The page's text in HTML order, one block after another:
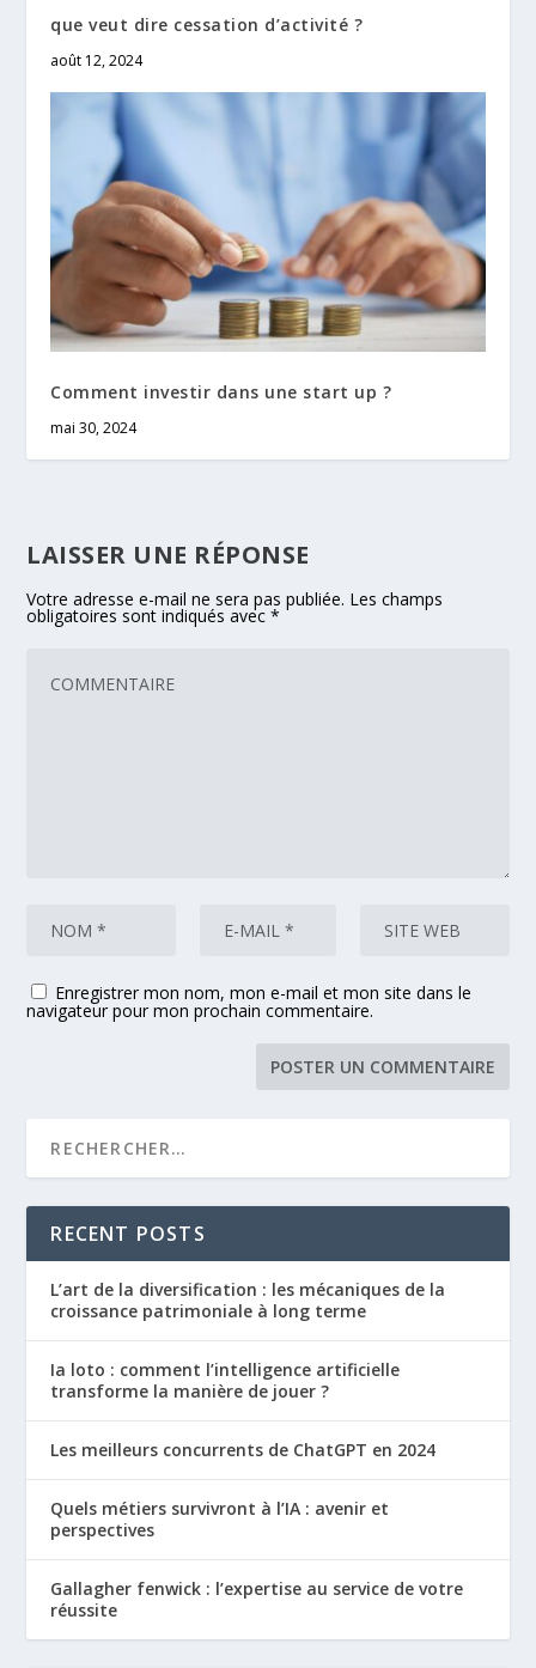
que veut dire cessation d’activité ?
août 12, 2024
Comment investir dans une start up ?
mai 30, 2024
LAISSER UNE RÉPONSE
Votre adresse e-mail ne sera pas publiée. Les champs
obligatoires sont indiqués avec*
Enregistrer mon nom, mon e-mail et mon site dans le
navigateur pour mon prochain commentaire.
RECENT POSTS
L’art de la diversification : les mécaniques de la
croissance patrimoniale à long terme
Ia loto : comment l’intelligence artificielle
transforme la manière de jouer ?
Les meilleurs concurrents de ChatGPT en 2024
Quels métiers survivront à l’IA : avenir et
perspectives
Gallagher fenwick : l’expertise au service de votre
réussite